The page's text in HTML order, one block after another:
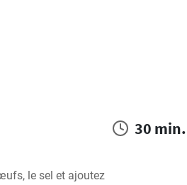
30 min.
le sel et ajoutez